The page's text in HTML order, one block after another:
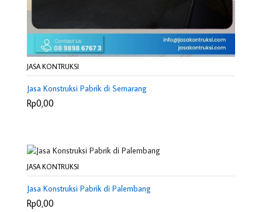
JASA KONTRUKSI
Jasa Konstruksi Pabrik di Semarang
Rp0,00
JASA KONTRUKSI
Jasa Konstruksi Pabrik di Palembang
Rp0,00